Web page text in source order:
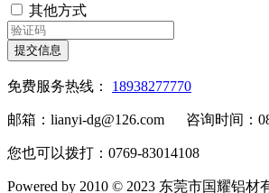
其他方式
提交信息
免费服务热线： 18938277770
邮箱：lianyi-dg@126.com 咨询时间：
您也可以拨打：0769-83014108
Powered by 2010 © 2023 东莞市国耀铝材